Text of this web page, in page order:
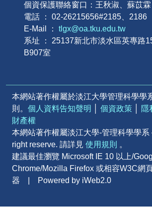
個資保護聯絡窗口：王秋淑、蘇苡霖
電話 ： 02-26215656#2185、2186
E-Mail ： tlgx@oa.tku.edu.tw
系址 ： 25137新北市淡水區英專路
B907室
本網站著作權屬於淡江大學管理科學學
則。 個人資料告知聲明 個資政策 隱
財產權
本網站著作權屬淡江大學-管理科學學系
right reserve. 請詳見 使用規則 。
建議最佳瀏覽 Microsoft IE 10 以上/
Chrome/Mozilla Firefox 或相容W3C網
器 | Powered by iWeb2.0